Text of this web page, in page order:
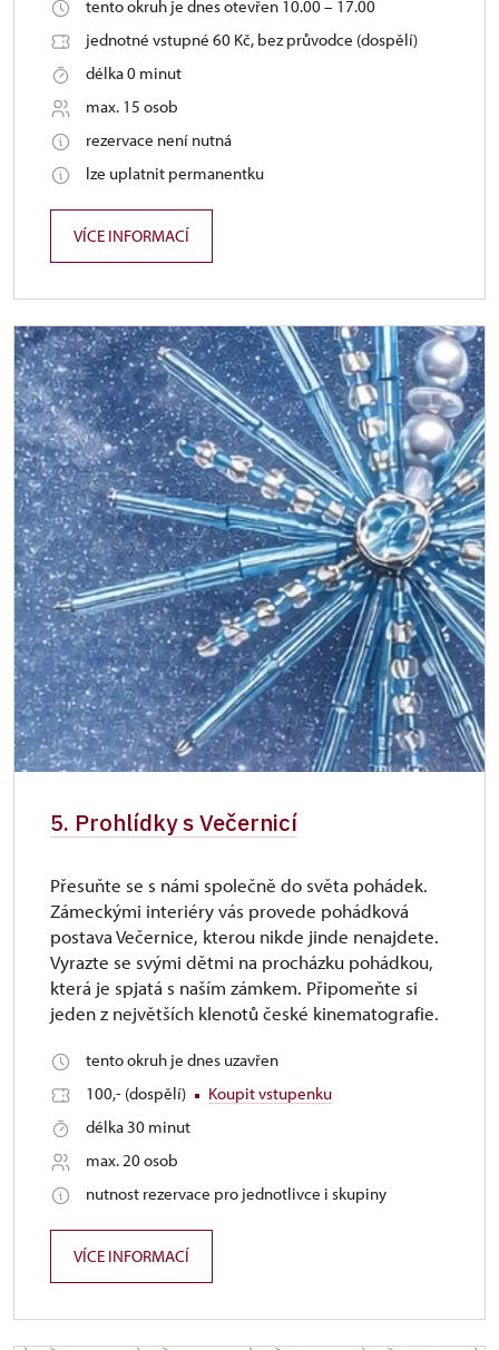
tento okruh je dnes otevřen 10.00 – 17.00
jednotné vstupné 60 Kč, bez průvodce (dospělí)
délka 0 minut
max. 15 osob
rezervace není nutná
lze uplatnit permanentku
VÍCE INFORMACÍ
5. Prohlídky s Večernicí
Přesuňte se s námi společně do světa pohádek.
Zámeckými interiéry vás provede pohádková
postava Večernice, kterou nikde jinde nenajdete.
Vyrazte se svými dětmi na procházku pohádkou,
která je spjatá s naším zámkem. Připomeňte si
jeden z největších klenotů české kinematografie.
tento okruh je dnes uzavřen
100,- (dospělí)
Koupit vstupenku
délka 30 minut
max. 20 osob
nutnost rezervace pro jednotlivce i skupiny
VÍCE INFORMACÍ